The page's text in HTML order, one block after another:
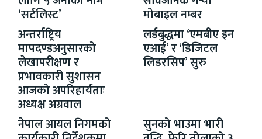
‘सर्टलिस्ट’
मोबाइल नम्बर
अन्तर्राष्ट्रिय
मापदण्डअनुसारको
लेखापरीक्षण र
प्रभावकारी सुशासन
आजको अपरिहार्यताः
अध्यक्ष अग्रवाल
लर्डबुद्धमा ‘एमबीए इन
एआई’ र ‘डिजिटल
लिडरसिप’ सुरु
नेपाल आयल निगमको सुनको भाउमा भारी